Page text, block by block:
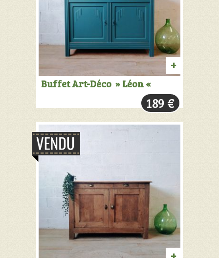
+
Buffet Art-Déco » Léon «
189 €